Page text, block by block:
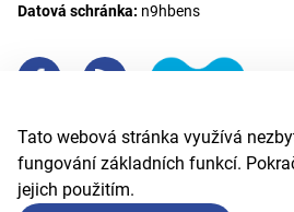
Tato webová stránka využívá
fungování základních funkcí.
jejich použitím.
Datová schránka: n9hbens